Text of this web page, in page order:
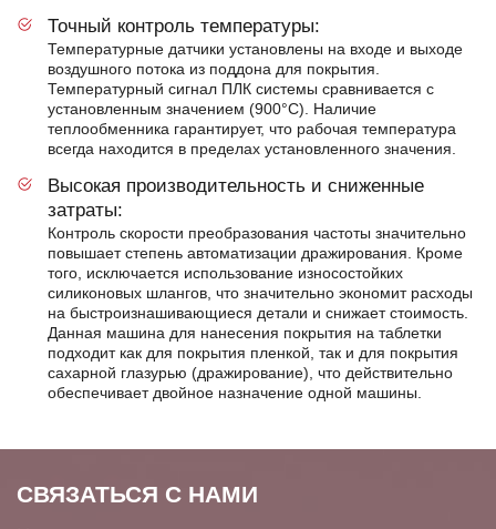
Точный контроль температуры:
Температурные датчики установлены на входе и выходе
воздушного потока из поддона для покрытия.
Температурный сигнал ПЛК системы сравнивается с
установленным значением (900°C). Наличие
теплообменника гарантирует, что рабочая температура
всегда находится в пределах установленного значения.
Высокая производительность и сниженные
затраты:
Контроль скорости преобразования частоты значительно
повышает степень автоматизации дражирования. Кроме
того, исключается использование износостойких
силиконовых шлангов, что значительно экономит расходы
на быстроизнашивающиеся детали и снижает стоимость.
Данная машина для нанесения покрытия на таблетки
подходит как для покрытия пленкой, так и для покрытия
сахарной глазурью (дражирование), что действительно
обеспечивает двойное назначение одной машины.
СВЯЗАТЬСЯ С НАМИ